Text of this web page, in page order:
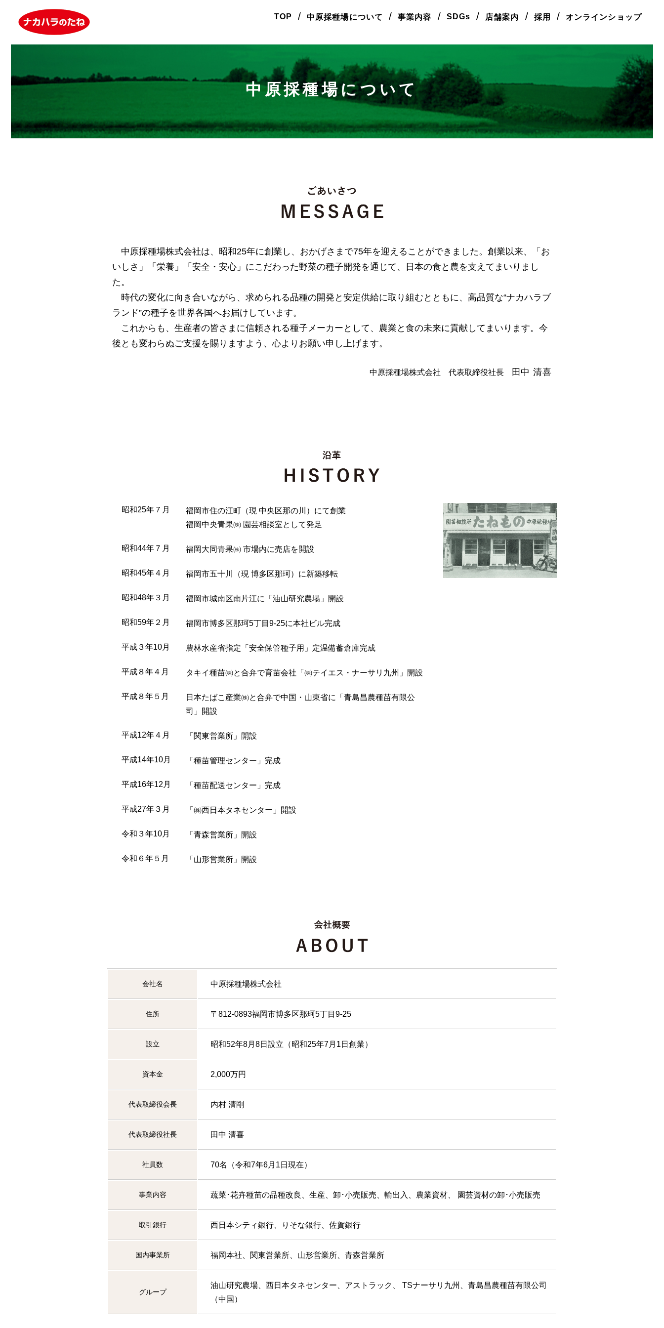
TOP / 中原採種場について / 事業内容 / SDGs / 店舗案内 / 採用 / オンラインショップ
中原採種場について
中原採種場株式会社は、昭和25年に創業し、おかげさまで75年を迎えることができました。創業以来、「お
いしさ」「栄養」「安全・安心」にこだわった野菜の種子開発を通じて、日本の食と農を支えてまいりまし
た。
時代の変化に向き合いながら、求められる品種の開発と安定供給に取り組むとともに、高品質な“ナカハラブ
ランド”の種子を世界各国へお届けしています。
これからも、生産者の皆さまに信頼される種子メーカーとして、農業と食の未来に貢献してまいります。今
後とも変わらぬご支援を賜りますよう、心よりお願い申し上げます。
中原採種場株式会社 代表取締役社長 田中 清喜
昭和25年 ７月
福岡市住の江町（現 中央区那の川）にて創業
福岡中央青果㈱ 園芸相談室として発足
昭和44年７月 福岡大同青果㈱ 市場内に売店を開設
昭和45年４月 福岡市五十川（現 博多区那珂）に新築移転
昭和48年 ３月 福岡市城南区南片江に「油山研究農場」開設
昭和59年 ２月 福岡市博多区那珂5丁目9-25に本社ビル完成
平成３年10月 農林水産省指定「安全保管種子用」定温備蓄倉庫完成
平成８年４月 タキイ種苗㈱と合弁で育苗会社「㈱テイエス・ナーサリ九州」開設
平成８年 ５月
日本たばこ産業㈱と合弁で中国・山東省に「青島昌農種苗有限公
司」開設
平成12年４月 「関東営業所」開設
平成14年10月 「種苗管理センター」完成
平成16年12月 「種苗配送センター」完成
平成27年 ３月 「㈱西日本タネセンター」開設
令和３年10月 「青森営業所」開設
令和６年 ５月 「山形営業所」開設
会社名 中原採種場株式会社
住所 〒812-0893福岡市博多区那珂5丁目9-25
設立 昭和52年8月8日設立（昭和25年7月1日創業）
資本金 2,000万円
代表取締役会長 内村 清剛
代表取締役社長 田中 清喜
社員数 70名（令和7年6月1日現在）
事業内容 蔬菜･花卉種苗の品種改良、生産、卸･小売販売、輸出入、農業資材、 園芸資材の卸･小売販売
取引銀行 西日本シティ銀行、りそな銀行、佐賀銀行
国内事業所 福岡本社、関東営業所、山形営業所、青森営業所
グループ
油山研究農場、西日本タネセンター、アストラック、 TSナーサリ九州、青島昌農種苗有限公司
（中国）